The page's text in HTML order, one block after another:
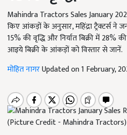
Mahindra Tractors Sales January 2025:
किए आंकड़ों के अनुसार, महिंद्रा ट्रैक्टर्स ने
15% की वृद्धि और निर्यात बिक्री में 28%
आइये बिक्री के आंकड़ों को विस्तार से जानें.
मोहित नागरUpdated on 1 February,
(Picture Credit - Mahindra Tractors)